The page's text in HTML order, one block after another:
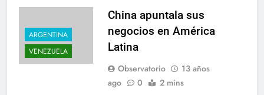
ARGENTINA
VENEZUELA
China apuntala sus
negocios en América
Latina
Observatorio
13 años
ago
0 2 mins